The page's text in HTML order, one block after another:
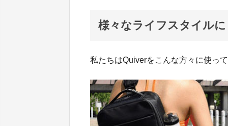
様々なライフスタイル
私たちはQuiverをこんな方々に使っ